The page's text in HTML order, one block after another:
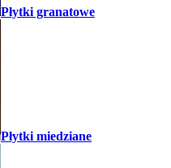
Płytki granatowe
Płytki miedziane